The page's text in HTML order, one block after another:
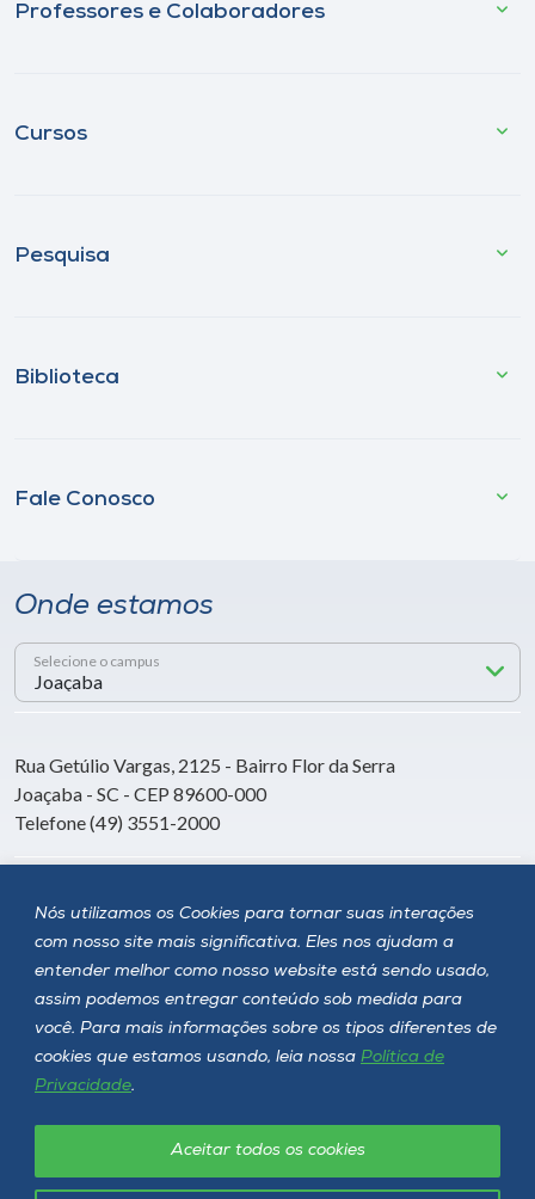
Nós utilizamos os Cookies para tornar suas interações
com nosso site mais significativa. Eles nos ajudam a
entender melhor como nosso website está sendo usado,
assim podemos entregar conteúdo sob medida para
você. Para mais informações sobre os tipos diferentes de
cookies que estamos usando, leia nossa Política de
Privacidade.
Aceitar todos os cookies
Professores e Colaboradores
Cursos
Pesquisa
Biblioteca
Fale Conosco
Onde estamos
Selecione o campus
Rua Getúlio Vargas, 2125 - Bairro Flor da Serra
Joaçaba - SC - CEP 89600-000
Telefone (49) 3551-2000
Siga a Unoesc
Política de privacidade LGPD